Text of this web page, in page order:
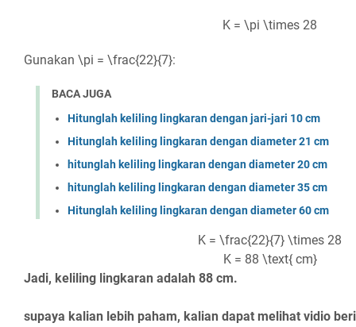
K = \pi \times 28
Gunakan \pi = \frac{22}{7}:
BACA JUGA
Hitunglah keliling lingkaran dengan jari-jari 10 cm
Hitunglah keliling lingkaran dengan diameter 21 cm
hitunglah keliling lingkaran dengan diameter 20 cm
hitunglah keliling lingkaran dengan diameter 35 cm
Hitunglah keliling lingkaran dengan diameter 60 cm
K = \frac{22}{7} \times 28
K = 88 \text{ cm}
Jadi, keliling lingkaran adalah 88 cm.
supaya kalian lebih paham, kalian dapat melihat vidio